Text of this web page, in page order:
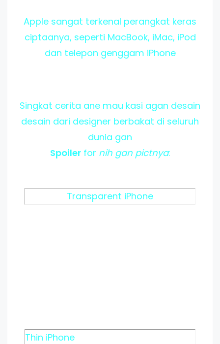
Apple sangat terkenal perangkat keras
ciptaanya, seperti MacBook, iMac, iPod
dan telepon genggam iPhone
Singkat cerita ane mau kasi agan desain
desain dari designer berbakat di seluruh
dunia gan
Spoilerfor nih gan pictnya:
Transparent iPhone
Thin iPhone